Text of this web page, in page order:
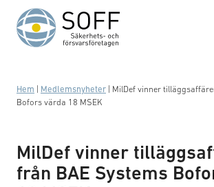
Hoppa till innehåll
Hem Medlemsnyheter
MilDef vinner
Bofors värda 18 MSEK
MilDef vinner
från BAE Systems